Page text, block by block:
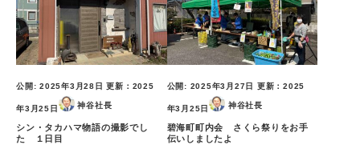
公開: 2025年3月28日 更新： 2025
年3月25日 神谷社長
シン・タカハマ物語の撮影でし
た １日目
公開: 2025年3月27日 更新：2025
年3月25日 神谷社長
碧海町町内会 さくら祭りをお手
伝いしましたよ